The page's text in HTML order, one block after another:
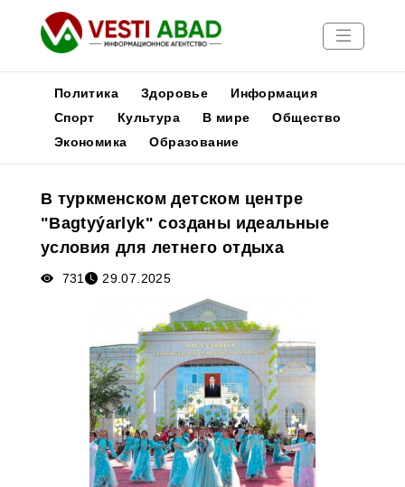
Новости
Медиа
Афиша
Политика Здоровье
Информация
Спорт
Культура В мире
Общество
Экономика
Образование
В туркменском детском центре
"Bagtyýarlyk" созданы идеальные
условия для летнего отдыха
731 29.07.2025